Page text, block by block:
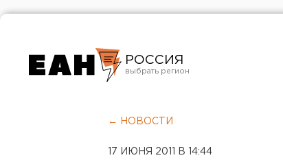
РОССИЯ
Челябинск
← НОВОСТИ
17 ИЮНЯ 2011 В 14:44